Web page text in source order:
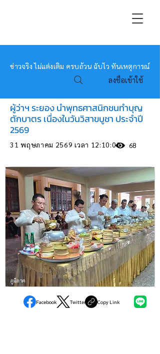
หมอข่าว
ข่าวจริง ไม่แต่งเติม ครบถ้วน ฉับไว ทันเหตุการณ์
ลงชื่อเข้าใช้
ผู้ว่าฯ ระยอง นำพุทธศาสนิกชนทำบุญ
ตักบาตร เนื่องในวันวิสาขบูชา ประจำปี
2569
31 พฤษภาคม 2569 เวลา 12:10:00 68
ภูมิภาค
Facebook Twitter Copy Link